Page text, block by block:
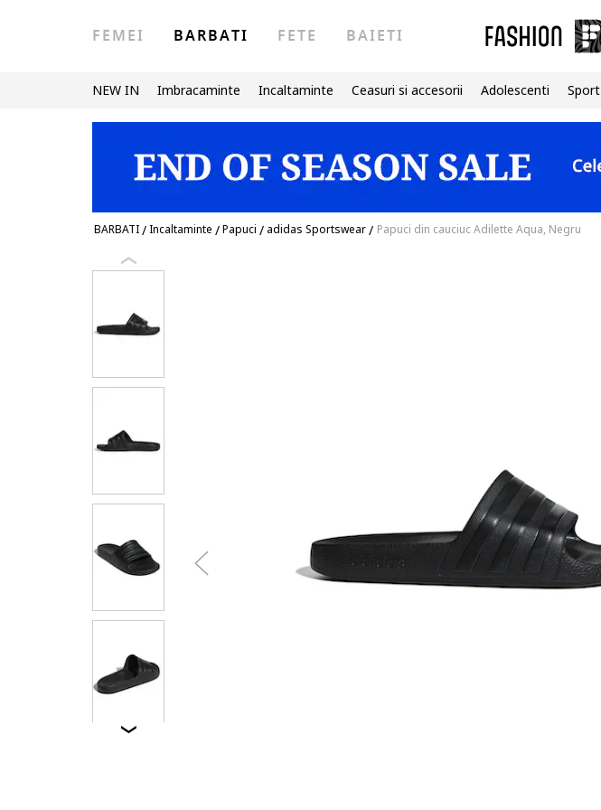
FEMEI BARBATI FETE BAIETI
NEW IN Imbracaminte Incaltaminte Ceasuri si accesorii Adolescenti Sport
BARBATI/Incaltaminte /Papuci / adidas Sportswear/ Papuci din cauciuc Adilette Aqua, Negru